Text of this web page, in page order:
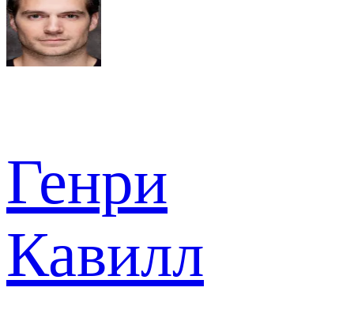
Генри
Кавилл